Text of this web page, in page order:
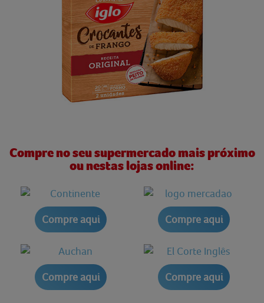
Compre no seu supermercado mais próximo
ou nestas lojas online:
Compre aqui Compre aqui
Compre aqui Compre aqui